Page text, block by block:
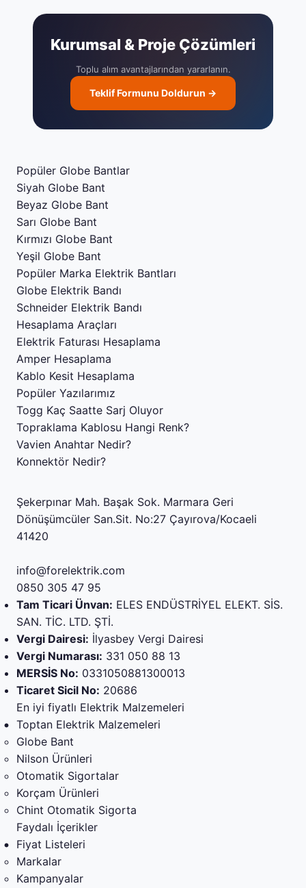
Kurumsal & Proje Çözümleri
Toplu alım avantajlarından yararlanın.
Teklif Formunu Doldurun →
Popüler Globe Bantlar
Siyah Globe Bant
Beyaz Globe Bant
Sarı Globe Bant
Kırmızı Globe Bant
Yeşil Globe Bant
Popüler Marka Elektrik Bantları
Globe Elektrik Bandı
Schneider Elektrik Bandı
Hesaplama Araçları
Elektrik Faturası Hesaplama
Amper Hesaplama
Kablo Kesit Hesaplama
Popüler Yazılarımız
Togg Kaç Saatte Sarj Oluyor
Topraklama Kablosu Hangi Renk?
Vavien Anahtar Nedir?
Konnektör Nedir?
Şekerpınar Mah. Başak Sok. Marmara Geri
Dönüşümcüler San.Sit. No:27 Çayırova/Kocaeli
41420
info@forelektrik.com
0850 305 47 95
Tam Ticari Ünvan: ELES ENDÜSTRİYEL ELEKT. SİS.
SAN. TİC. LTD. ŞTİ.
Vergi Dairesi: İlyasbey Vergi Dairesi
Vergi Numarası: 331 050 88 13
MERSİS No: 0331050881300013
Ticaret Sicil No: 20686
En iyi fiyatlı Elektrik Malzemeleri
Toptan Elektrik Malzemeleri
Globe Bant
Nilson Ürünleri
Otomatik Sigortalar
Korçam Ürünleri
Chint Otomatik Sigorta
Faydalı İçerikler
Fiyat Listeleri
Markalar
Kampanyalar